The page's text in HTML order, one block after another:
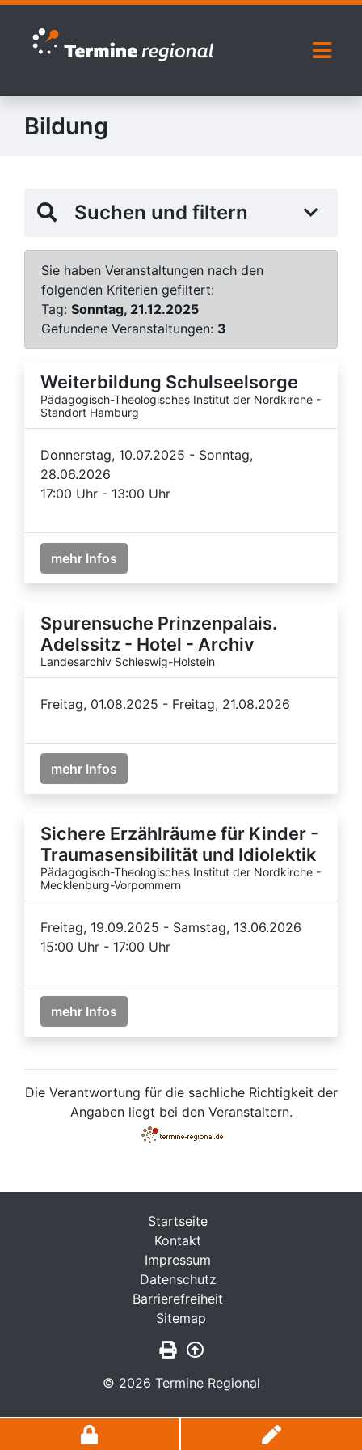
Zur Navigation springen
Zum Inhalt springen
Bildung
Suchen und filtern
Sie haben Veranstaltungen nach den
folgenden Kriterien gefiltert:
Tag: Sonntag, 21.12.2025
Gefundene Veranstaltungen: 3
Weiterbildung Schulseelsorge
Pädagogisch-Theologisches Institut der Nordkirche -
Standort Hamburg
Donnerstag, 10.07.2025 - Sonntag,
28.06.2026
17:00 Uhr - 13:00 Uhr
mehr Infos
Spurensuche Prinzenpalais.
Adelssitz - Hotel - Archiv
Landesarchiv Schleswig-Holstein
Freitag, 01.08.2025 - Freitag, 21.08.2026
mehr Infos
Sichere Erzählräume für Kinder -
Traumasensibilität und Idiolektik
Pädagogisch-Theologisches Institut der Nordkirche -
Mecklenburg-Vorpommern
Freitag, 19.09.2025 - Samstag, 13.06.2026
15:00 Uhr - 17:00 Uhr
mehr Infos
Die Verantwortung für die sachliche Richtigkeit der
Angaben liegt bei den Veranstaltern.
© 2026 Termine Regional
Startseite
Kontakt
Impressum
Datenschutz
Barrierefreiheit
Sitemap
Seite drucken
Zurück nach oben